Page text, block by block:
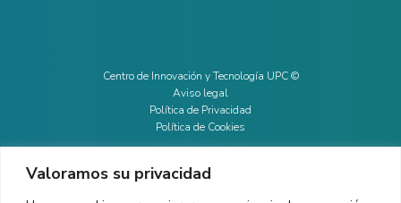
Valoramos su privacidad
Centro de Innovación y Tecnología UPC ©
Aviso legal
Política de Privacidad
Política de Cookies
CONTACTO